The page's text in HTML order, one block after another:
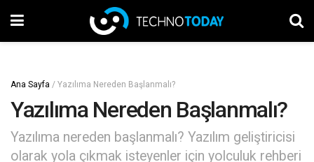
Ana Sayfa / Yazılıma Nereden Başlanmalı?
Yazılıma Nereden Başlanmalı?
Yazılıma nereden başlanmalı? Yazılım geliştiricisi
olarak yola çıkmak isteyenler için yolculuk rehberi